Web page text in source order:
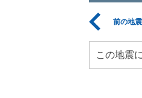
前の地震
この地震